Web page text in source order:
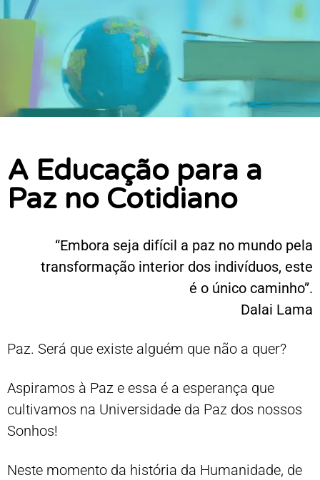
A Educação para a
Paz no Cotidiano
“Embora seja difícil a paz no mundo pela
transformação interior dos indivíduos, este
é o único caminho”.
Dalai Lama
Paz. Será que existe alguém que não a quer?
Aspiramos à Paz e essa é a esperança que
cultivamos na Universidade da Paz dos nossos
Sonhos!
Neste momento da história da Humanidade, de